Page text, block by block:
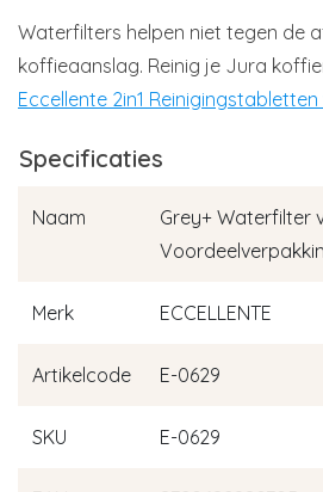
Waterfilters helpen niet tegen de
koffieaanslag. Reinig je Jura
Eccellente 2in1
Specificaties
Naam
Grey+ Waterfilter
Merk ECCELLENTE
Artikelcode E-0629
SKU E-0629